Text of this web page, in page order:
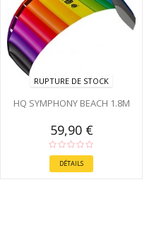
RUPTURE DE STOCK
HQ SYMPHONY BEACH 1.8M
59,90 €
DÉTAILS